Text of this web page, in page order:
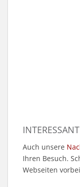
Auch unsere
Ihren Besuch.
Webseiten